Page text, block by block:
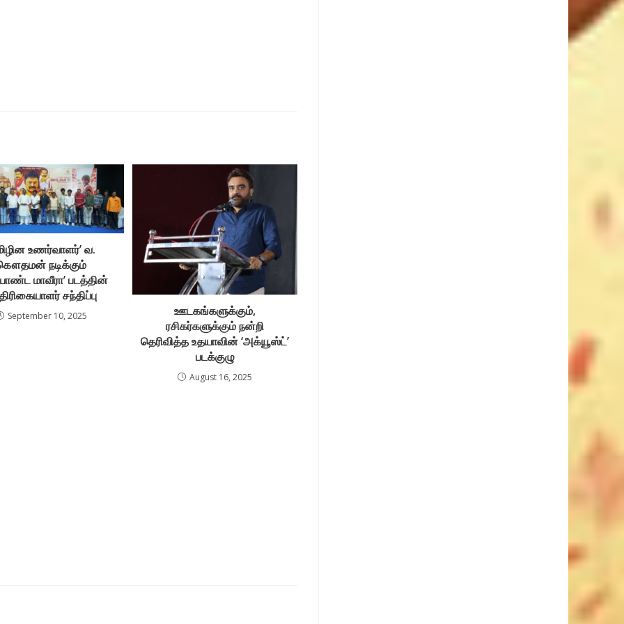
உணர்வாளர்’ வ.
நடிக்கும்
மாவீரா’ படத்தின்
சந்திப்பு
September 10, 2025
ஊடகங்களுக்கும்,
ரசிகர்களுக்கும் நன்றி
தெரிவித்த உதயாவின் ‘அக்யூஸ்ட்’
படக்குழு
August 16, 2025